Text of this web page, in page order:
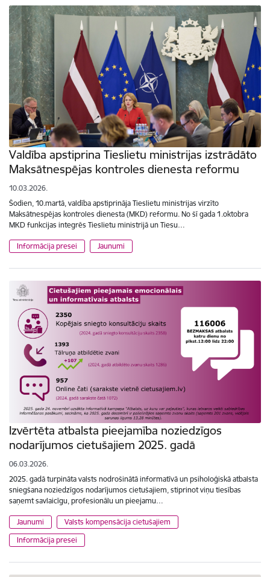
Valdība apstiprina Tieslietu ministrijas izstrādāto
Maksātnespējas kontroles dienesta reformu
10.03.2026.
Šodien, 10.martā, valdība apstiprināja Tieslietu ministrijas virzīto
Maksātnespējas kontroles dienesta (MKD) reformu. No šī gada 1.oktobra
MKD funkcijas integrēs Tieslietu ministrijā un Tiesu…
Informācija presei Jaunumi
Izvērtēta atbalsta pieejamība noziedzīgos
nodarījumos cietušajiem 2025. gadā
06.03.2026.
2025. gadā turpināta valsts nodrošinātā informatīvā un psiholoģiskā atbalsta
sniegšana noziedzīgos nodarījumos cietušajiem, stiprinot viņu tiesības
saņemt savlaicīgu, profesionālu un pieejamu…
Jaunumi
Valsts kompensācija cietušajiem
Informācija presei